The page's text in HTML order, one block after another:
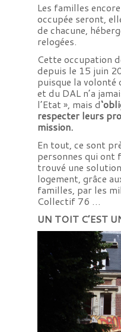
Les familles
occupée seront,
de chacune,
relogées.
Cette occupation
depuis le 15 juin
puisque la
et du DAL n’a
l’Etat », mais d
respecter leurs
mission.
En tout, ce sont
personnes qui
trouvé une
logement, grâce
familles, par les
Collectif 76 …
UN TOIT C’EST